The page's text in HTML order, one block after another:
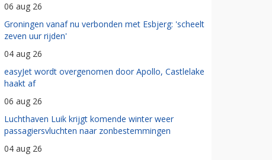
06 aug 26
Groningen vanaf nu verbonden met Esbjerg: 'scheelt
zeven uur rijden'
04 aug 26
easyJet wordt overgenomen door Apollo, Castlelake
haakt af
06 aug 26
Luchthaven Luik krijgt komende winter weer
passagiersvluchten naar zonbestemmingen
04 aug 26